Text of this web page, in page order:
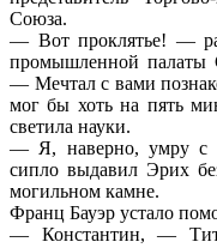
Союза.
— Вот проклятье! —
промышленной палаты
— Мечтал с вами
мог бы хоть на пять
светила науки.
— Я, наверно, умру с
сипло выдавил Эрих
могильном камне.
Франц Бауэр устало
— Константин, —